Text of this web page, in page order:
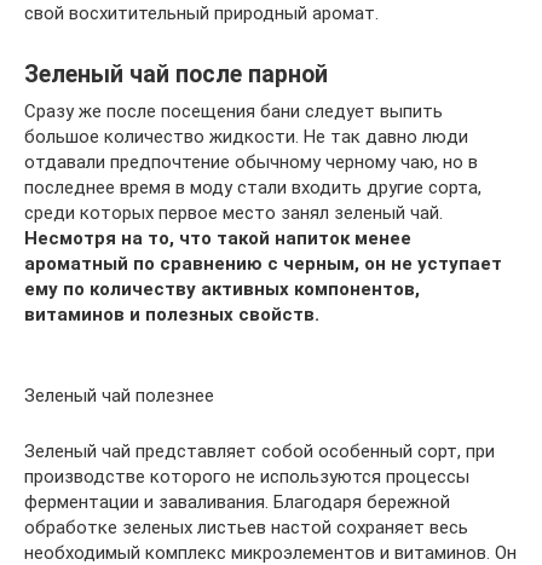
свой восхитительный природный аромат.
Зеленый чай после парной
Сразу же после посещения бани следует выпить
большое количество жидкости. Не так давно люди
отдавали предпочтение обычному черному чаю, но в
последнее время в моду стали входить другие сорта,
среди которых первое место занял зеленый чай.
Несмотря на то, что такой напиток менее
ароматный по сравнению с черным, он не уступает
ему по количеству активных компонентов,
витаминов и полезных свойств.
Зеленый чай полезнее
Зеленый чай представляет собой особенный сорт, при
производстве которого не используются процессы
ферментации и заваливания. Благодаря бережной
обработке зеленых листьев настой сохраняет весь
необходимый комплекс микроэлементов и витаминов. Он